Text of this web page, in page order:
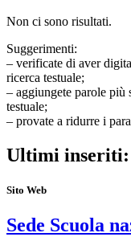
Non ci sono risultati.
Suggerimenti:
– verificate di aver
ricerca testuale;
– aggiungete parole più
testuale;
– provate a ridurre i
Ultimi inseriti:
Sito Web
Sede Scuola